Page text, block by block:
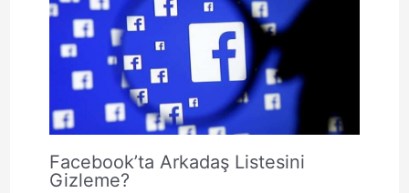
Facebook’ta Arkadaş Listesini
Gizleme?